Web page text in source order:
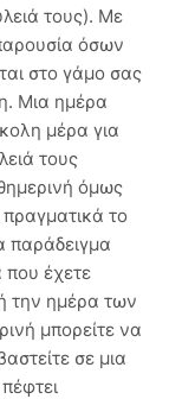
τους). Με
όσων
στο γάμο σας
Μια ημέρα
μέρα για
τους
όμως
το
παράδειγμα
που έχετε
την ημέρα των
μπορείτε να
σε μια